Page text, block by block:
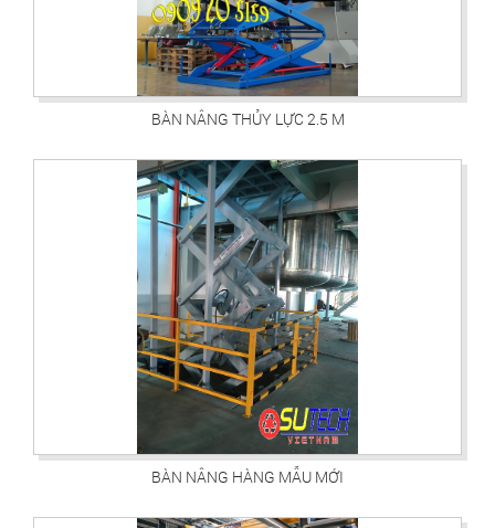
BÀN NÂNG THỦY LỰC 2.5 M
BÀN NÂNG HÀNG MẪU MỚI